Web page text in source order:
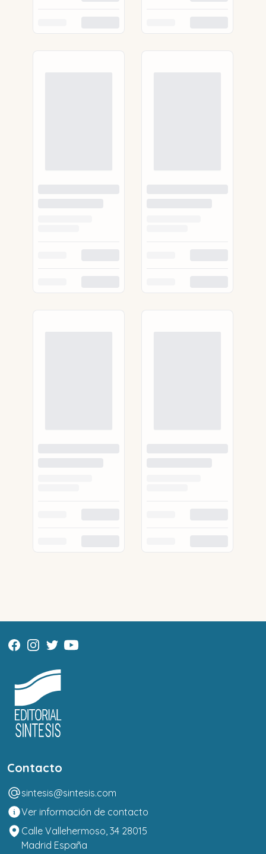
Contacto
sintesis@sintesis.com
Ver información de contacto
Calle Vallehermoso, 34 28015
Madrid España